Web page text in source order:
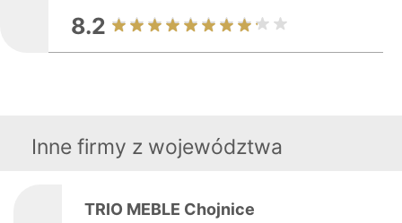
8.2
Inne firmy z województwa
TRIO MEBLE Chojnice